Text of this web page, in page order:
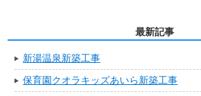
最新記事
新湯温泉新築工事
保育園クオラキッズあいら新築工事